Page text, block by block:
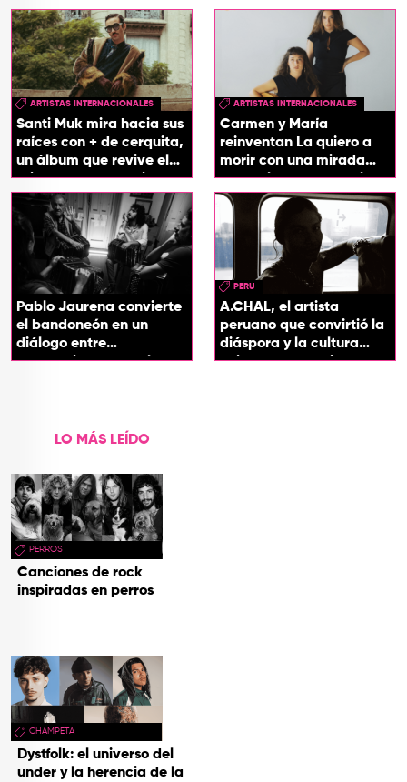
ARTISTAS INTERNACIONALES
Santi Muk mira hacia sus
raíces con + de cerquita,
un álbum que revive el
origen de sus canciones
ARTISTAS INTERNACIONALES
Carmen y María
reinventan La quiero a
morir con una mirada
entre el flamenco y el
soul
Pablo Jaurena convierte
el bandoneón en un
diálogo entre
generaciones con el
PERU
A.CHAL, el artista
peruano que convirtió la
diáspora y la cultura
chicha en su sonido
LO MÁS LEÍDO
PERROS
Canciones de rock
inspiradas en perros
CHAMPETA
Dystfolk: el universo del
under y la herencia de la